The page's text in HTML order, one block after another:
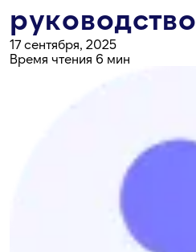
руководство
17 сентября, 2025
Время чтения 6 мин